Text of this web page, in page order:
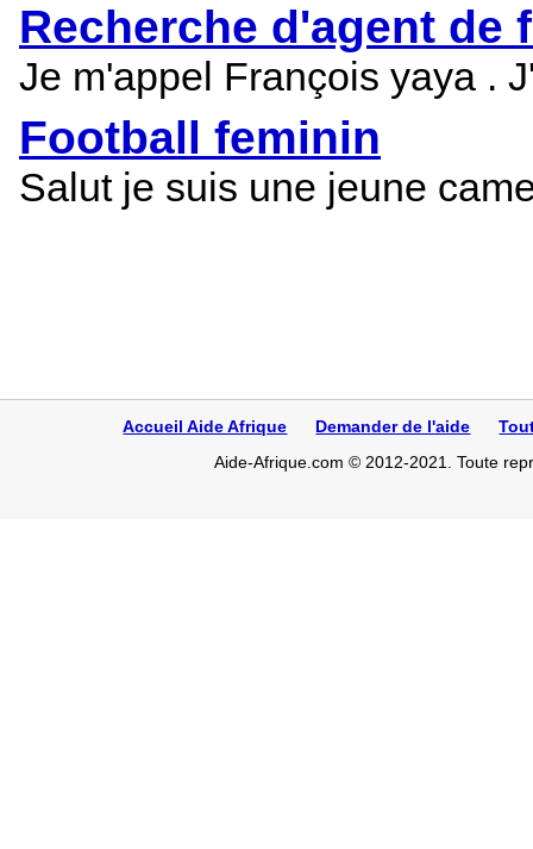
Recherche d'agent de
Je m'appel François yaya .
Football feminin
Salut je suis une jeune
Accueil Aide Afrique Demander de l'aide
Aide-Afrique.com © 2012-2021. Toute